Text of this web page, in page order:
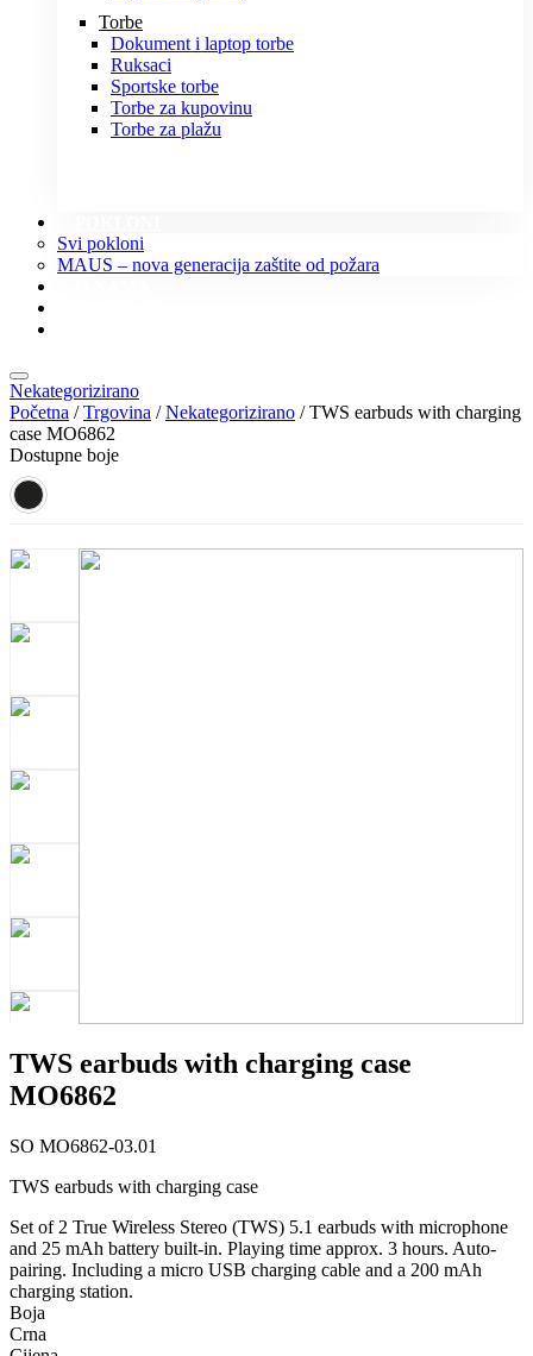
Torbe
Dokument i laptop torbe
Ruksaci
Sportske torbe
Torbe za kupovinu
Torbe za plažu
Svi pokloni
MAUS – nova generacija zaštite od požara
Nekategorizirano
Početna /Trgovina /Nekategorizirano / TWS earbuds with charging
case MO6862
Dostupne boje
TWS earbuds with charging case
MO6862
SO MO6862-03.01
TWS earbuds with charging case
Set of 2 True Wireless Stereo (TWS) 5.1 earbuds with microphone
and 25 mAh battery built-in. Playing time approx. 3 hours. Auto-
pairing. Including a micro USB charging cable and a 200 mAh
charging station.
Boja
Crna